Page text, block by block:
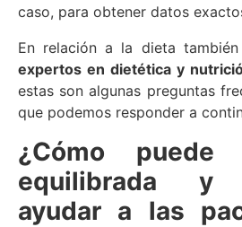
caso, para obtener datos
En relación a la dieta también
expertos en dietética y
estas son algunas preguntas
que podemos responder a
¿Cómo puede
equilibrada y
ayudar a las